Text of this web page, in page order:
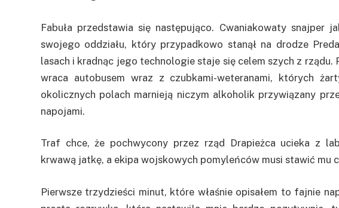
Fabuła przedstawia się następująco. Cwaniakowaty snajper
swojego oddziału, który przypadkowo stanął na drodze
lasach i kradnąc jego technologie staje się celem szych z rządu.
wraca autobusem wraz z czubkami-weteranami, których
okolicznych polach marnieją niczym alkoholik przywiązany
napojami.
Traf chce, że pochwycony przez rząd Drapieżca ucieka z
krwawą jatkę, a ekipa wojskowych pomyleńców musi stawić mu
Pierwsze trzydzieści minut, które właśnie opisałem to fajnie